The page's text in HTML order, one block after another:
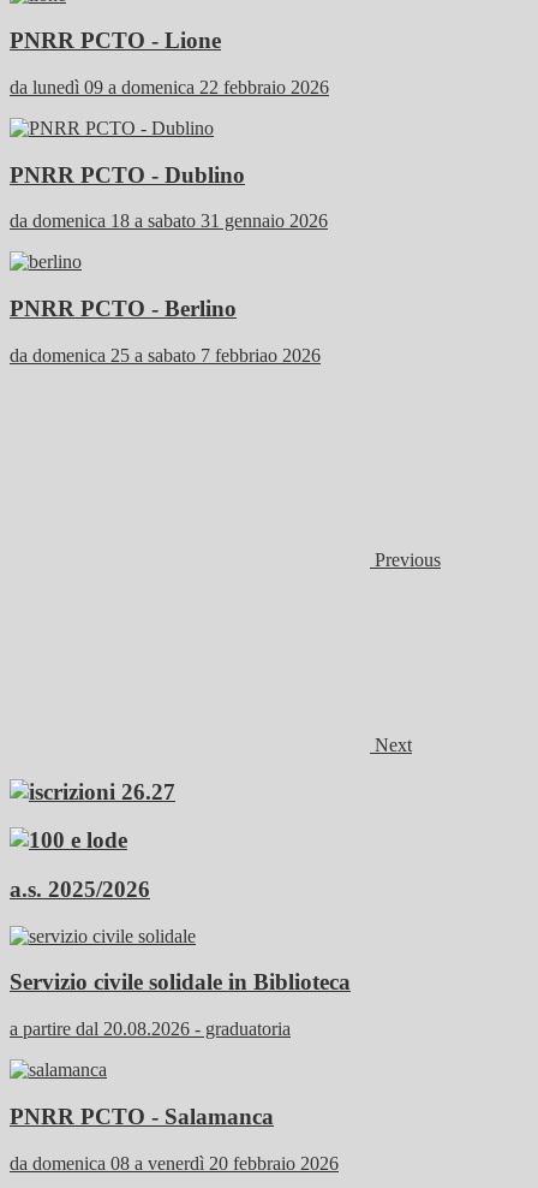
PNRR PCTO - Lione
da lunedì 09 a domenica 22 febbraio 2026
PNRR PCTO - Dublino
da domenica 18 a sabato 31 gennaio 2026
PNRR PCTO - Berlino
da domenica 25 a sabato 7 febbriao 2026
Previous
Next
a.s. 2025/2026
Servizio civile solidale in Biblioteca
a partire dal 20.08.2026 - graduatoria
PNRR PCTO - Salamanca
da domenica 08 a venerdì 20 febbraio 2026